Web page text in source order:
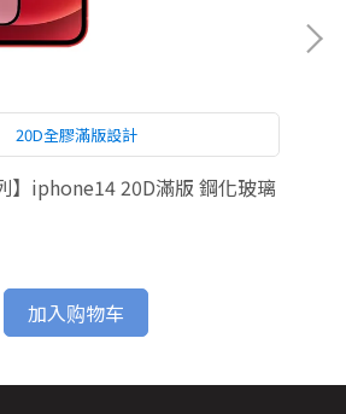
20D全膠滿版設計
】iphone14 20D滿版 鋼化玻璃
加入购物车